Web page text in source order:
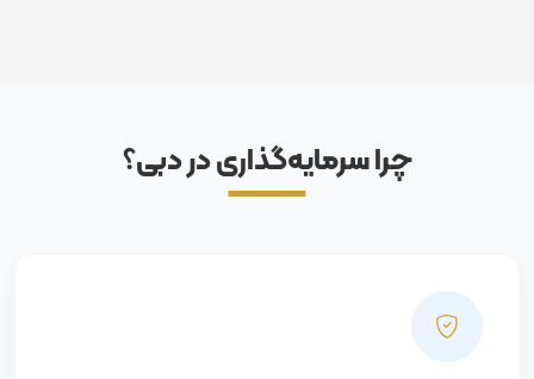
چرا سرمایه‌گذاری در دبی؟